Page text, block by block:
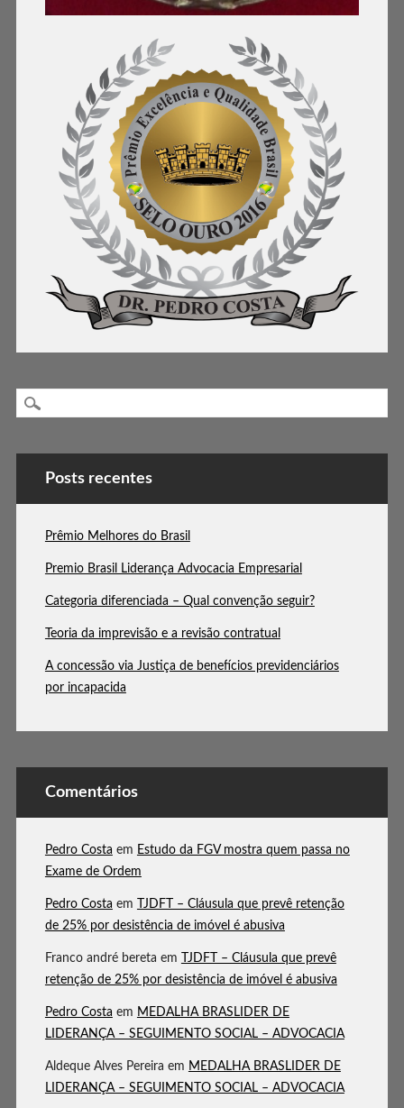
Posts recentes
Prêmio Melhores do Brasil
Premio Brasil Liderança Advocacia Empresarial
Categoria diferenciada – Qual convenção seguir?
Teoria da imprevisão e a revisão contratual
A concessão via Justiça de benefícios previdenciários
por incapacida
Comentários
Pedro Costa em Estudo da FGV mostra quem passa no
Exame de Ordem
Pedro Costa em
TJDFT – Cláusula que prevê retenção
de 25% por desistência de imóvel é abusiva
Franco andré bereta em
TJDFT – Cláusula que prevê
retenção de 25% por desistência de imóvel é abusiva
Pedro Costa em MEDALHA BRASLIDER DE
LIDERANÇA – SEGUIMENTO SOCIAL – ADVOCACIA
Aldeque Alves Pereira em MEDALHA BRASLIDER DE
LIDERANÇA – SEGUIMENTO SOCIAL – ADVOCACIA